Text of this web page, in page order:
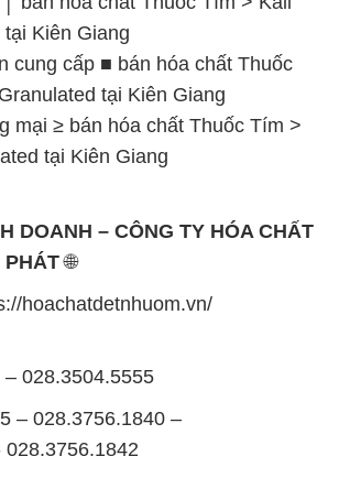
– 028.3756.1840 –
0901.326.566 – 0906.387.866 –
tại Hóa Chất Đắc Trường Phát
sau:
Buổi sáng: từ 8h đến 11h – Buổi
17h
từ 8h đến 11h – Buổi chiều: từ